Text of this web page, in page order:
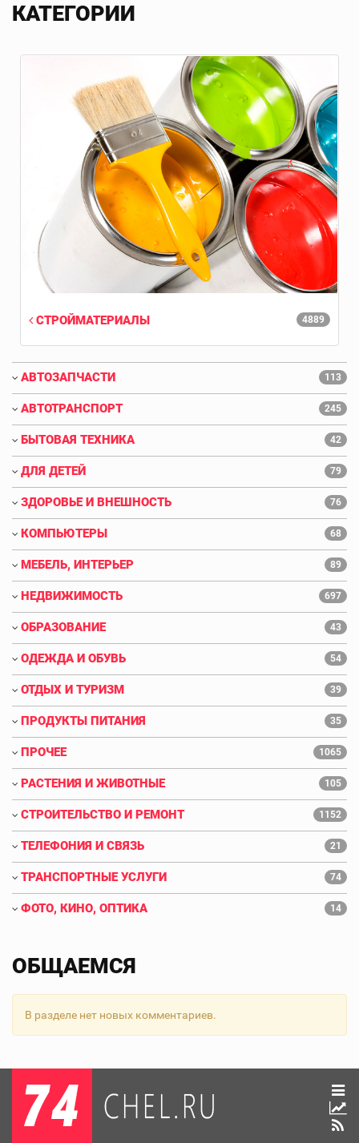
КАТЕГОРИИ
4889
СТРОЙМАТЕРИАЛЫ
АВТОЗАПЧАСТИ 113
АВТОТРАНСПОРТ 245
БЫТОВАЯ ТЕХНИКА 42
ДЛЯ ДЕТЕЙ 79
ЗДОРОВЬЕ И ВНЕШНОСТЬ 76
КОМПЬЮТЕРЫ 68
МЕБЕЛЬ, ИНТЕРЬЕР 89
НЕДВИЖИМОСТЬ 697
ОБРАЗОВАНИЕ 43
ОДЕЖДА И ОБУВЬ 54
ОТДЫХ И ТУРИЗМ 39
ПРОДУКТЫ ПИТАНИЯ 35
ПРОЧЕЕ 1065
РАСТЕНИЯ И ЖИВОТНЫЕ 105
СТРОИТЕЛЬСТВО И РЕМОНТ 1152
ТЕЛЕФОНИЯ И СВЯЗЬ 21
ТРАНСПОРТНЫЕ УСЛУГИ 74
ФОТО, КИНО, ОПТИКА 14
ОБЩАЕМСЯ
В разделе нет новых комментариев.